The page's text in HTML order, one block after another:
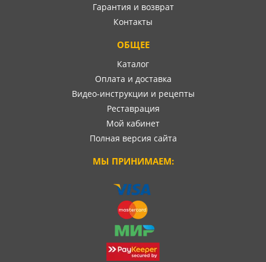
Гарантия и возврат
Контакты
ОБЩЕЕ
Каталог
Оплата и доставка
Видео-инструкции и рецепты
Реставрация
Мой кабинет
Полная версия сайта
МЫ ПРИНИМАЕМ: